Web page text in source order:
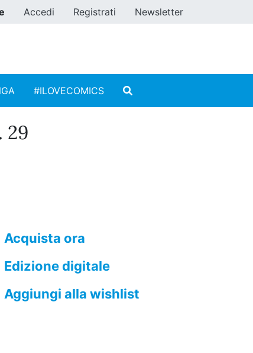
Accedi Registrati Newsletter
#ILOVECOMICS
29
Acquista ora
Edizione digitale
Aggiungi alla wishlist